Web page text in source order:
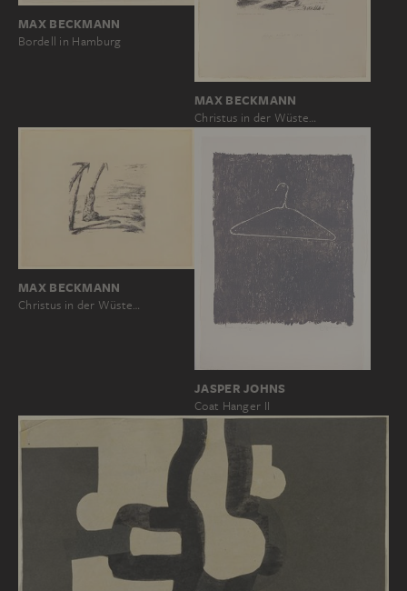
MAX BECKMANN
Bordell in Hamburg
MAX BECKMANN
Christus in der Wüste…
MAX BECKMANN
Christus in der Wüste…
JASPER JOHNS
Coat Hanger II